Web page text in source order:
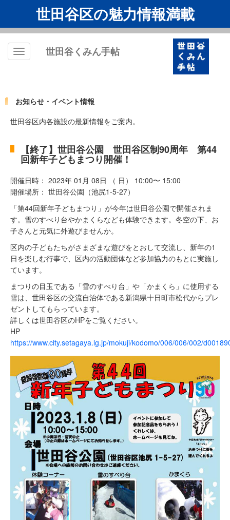
世田谷区の魅力情報満載
Toggle
世田谷くみん手帖
お知らせ・イベント情報
世田谷区内各施設の最新情報をご案内。
【終了】世田谷公園 世田谷区制90周年 第44
回新年子どもまつり開催！
開催日時： 2023年 01月 08日 （ 日） 10:00〜 15:00
開催場所： 世田谷公園（池尻1-5-27）
「第44回新年子どもまつり」が今年は世田谷公園で開催されま
す。雪のすべり台やかまくらなども体験できます。冬空の下、お
子さんと元気に外遊びませんか。
区内の子どもたちがさまざまな遊びをとおして交流し、新年の1
日を楽しむ行事で、区内の活動団体など参加協力のもとに実施し
ています。
まつりの目玉である「雪のすべり台」や「かまくら」に使用する
雪は、世田谷区の交流自治体である新潟県十日町市松代からプレ
ゼントしてもらっています。
詳しくは世田谷区のHPをご覧ください。
HP
https://www.city.setagaya.lg.jp/mokuji/kodomo/006/006/002/